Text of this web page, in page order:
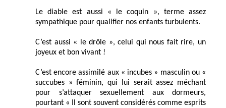
Le diable est aussi « le coquin », terme assez
sympathique pour qualifier nos enfants turbulents.
C’est aussi « le drôle », celui qui nous fait rire, un
joyeux et bon vivant !
C’est encore assimilé aux « incubes » masculin ou «
succubes » féminin, qui lui serait assez méchant
pour s’attaquer sexuellement aux dormeurs,
pourtant « Il sont souvent considérés comme esprits